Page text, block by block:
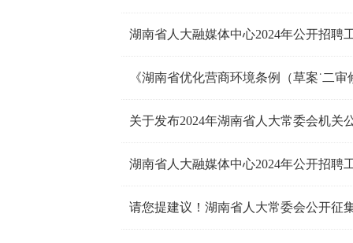
湖南省人大融媒体中心2024年公开招聘
《湖南省优化营商环境条例（草案˙二
湖南省人大融媒体中心2024年公开招聘
请您提建议！湖南省人大常委会公开征